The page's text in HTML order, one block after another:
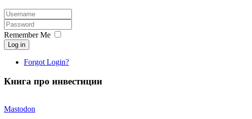
Remember Me
Log in
Forgot Login?
Книга про инвестиции
Mastodon